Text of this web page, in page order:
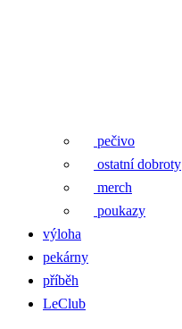
pečivo
ostatní dobroty
merch
poukazy
výloha
pekárny
příběh
LeClub